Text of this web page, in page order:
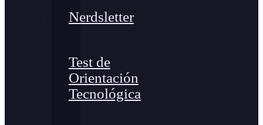
Nerdsletter
Test de
Orientación
Tecnológica